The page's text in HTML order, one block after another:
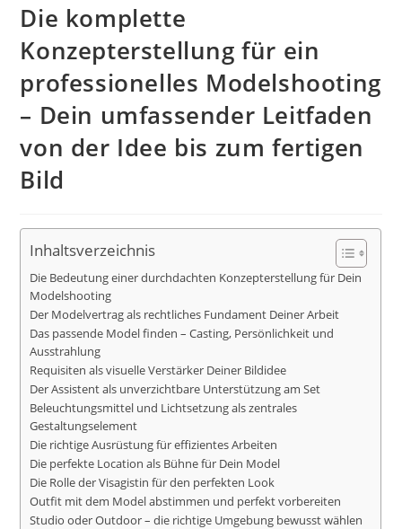
Die komplette
Konzepterstellung für ein
professionelles Modelshooting
– Dein umfassender Leitfaden
von der Idee bis zum fertigen
Bild
Inhaltsverzeichnis
Die Bedeutung einer durchdachten Konzepterstellung für Dein
Modelshooting
Der Modelvertrag als rechtliches Fundament Deiner Arbeit
Das passende Model finden – Casting, Persönlichkeit und
Ausstrahlung
Requisiten als visuelle Verstärker Deiner Bildidee
Der Assistent als unverzichtbare Unterstützung am Set
Beleuchtungsmittel und Lichtsetzung als zentrales
Gestaltungselement
Die richtige Ausrüstung für effizientes Arbeiten
Die perfekte Location als Bühne für Dein Model
Die Rolle der Visagistin für den perfekten Look
Outfit mit dem Model abstimmen und perfekt vorbereiten
Studio oder Outdoor – die richtige Umgebung bewusst wählen